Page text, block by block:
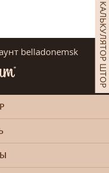
КАЛЬКУЛЯТОР ШТОР
belladonemsk